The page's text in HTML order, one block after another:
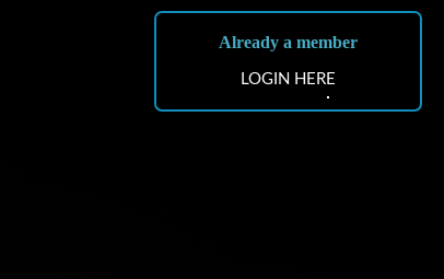
Already a member
LOGIN HERE